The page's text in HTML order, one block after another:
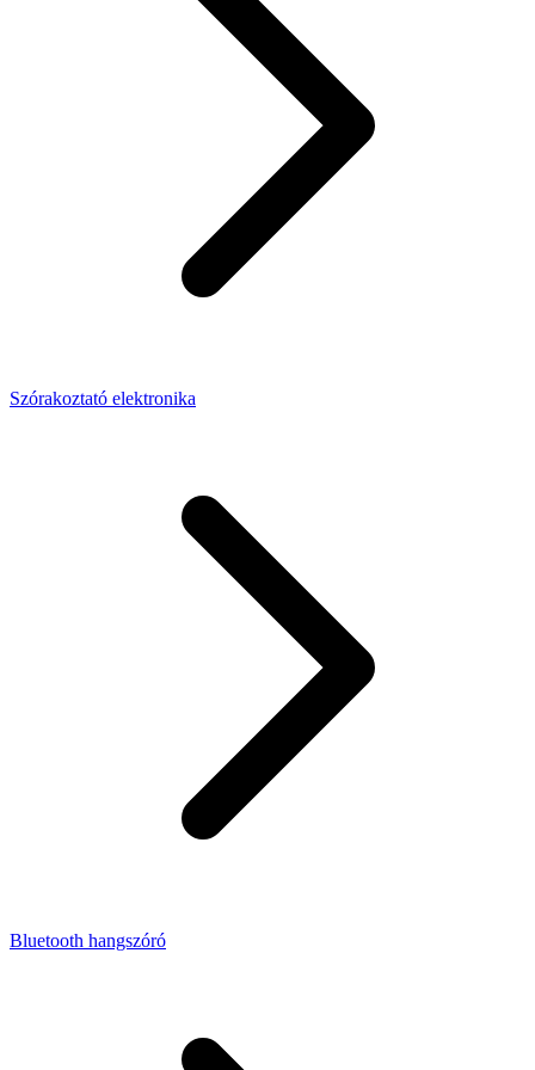
Szórakoztató elektronika
Bluetooth hangszóró